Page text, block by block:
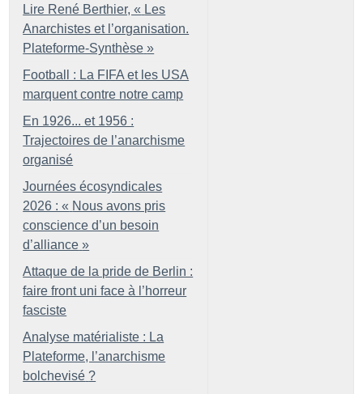
Lire René Berthier, « Les
Anarchistes et l’organisation.
Plateforme-Synthèse »
Football : La FIFA et les USA
marquent contre notre camp
En 1926... et 1956 :
Trajectoires de l’anarchisme
organisé
Journées écosyndicales
2026 : « Nous avons pris
conscience d’un besoin
d’alliance »
Attaque de la pride de Berlin :
faire front uni face à l’horreur
fasciste
Analyse matérialiste : La
Plateforme, l’anarchisme
bolchevisé ?